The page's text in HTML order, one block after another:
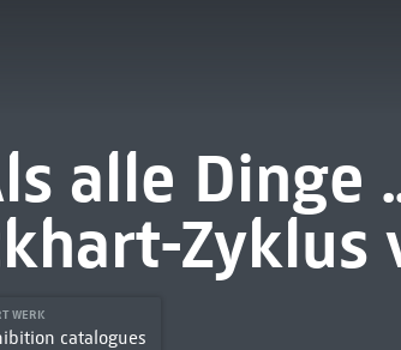
alle Dinge
Zyklus
WERK
catalogues